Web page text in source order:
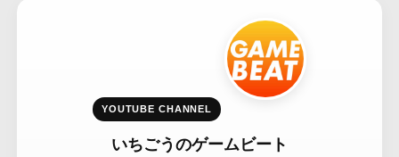
YOUTUBE CHANNEL
いちごうのゲームビート